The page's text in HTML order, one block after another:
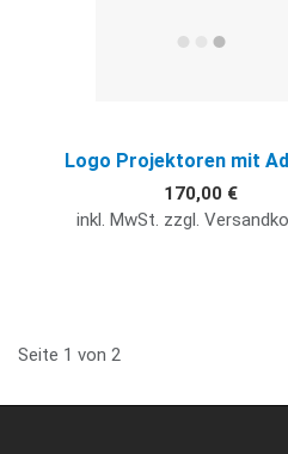
Logo Projektoren mit
170,00 €
inkl. MwSt. zzgl.
Seite 1 von 2